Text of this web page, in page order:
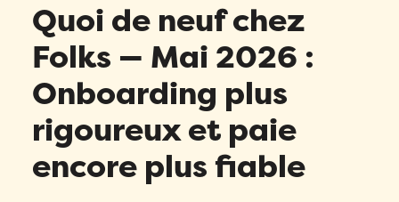
Quoi de neuf chez
Folks — Mai 2026 :
Onboarding plus
rigoureux et paie
encore plus fiable